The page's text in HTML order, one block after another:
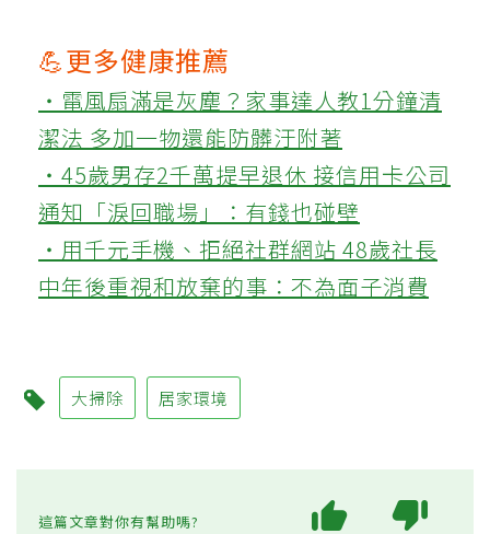
💪更多健康推薦
‧電風扇滿是灰塵？家事達人教1分鐘清
潔法 多加一物還能防髒汙附著
‧45歲男存2千萬提早退休 接信用卡公司
通知「淚回職場」：有錢也碰壁
‧用千元手機、拒絕社群網站 48歲社長
中年後重視和放棄的事：不為面子消費
大掃除 居家環境
這篇文章對你有幫助嗎?